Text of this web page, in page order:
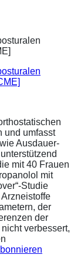
und umfasst
Ausdauer-
mit 40 Frauen
mit
Studie
der
der
verbessert,